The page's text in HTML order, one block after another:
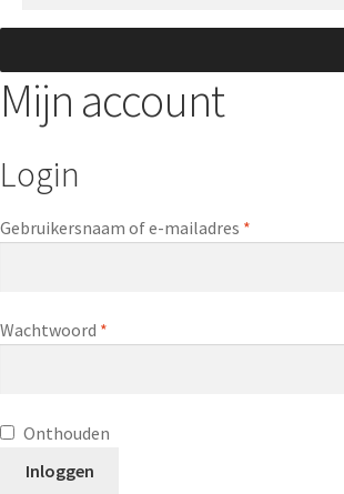
Mijn account
Login
Gebruikersnaam of e-mailadres *
Wachtwoord *
Onthouden
Inloggen